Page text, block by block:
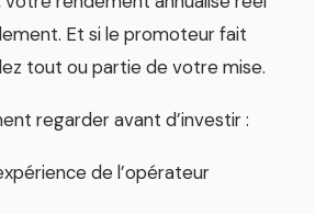
Et si le promoteur fait
tout ou partie de votre mise.
regarder avant d’investir :
de l’opérateur